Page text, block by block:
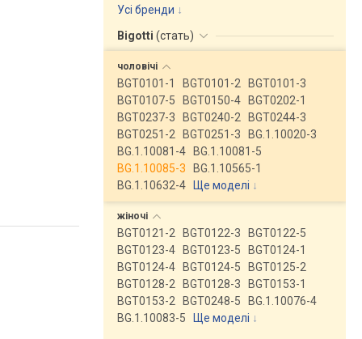
Усі бренди
Bigotti (стать)
чоловічі
BGT0101-1 BGT0101-2
BGT0101-3
BGT0107-5
BGT0150-4
BGT0202-1
BGT0237-3
BGT0240-2
BGT0244-3
BGT0251-2
BGT0251-3
BG.1.10020-3
BG.1.10081-4
BG.1.10081-5
BG.1.10085-3
BG.1.10565-1
BG.1.10632-4
Ще моделі ↓
жіночі
BGT0121-2 BGT0122-3
BGT0122-5
BGT0123-4
BGT0123-5
BGT0124-1
BGT0124-4
BGT0124-5
BGT0125-2
BGT0128-2
BGT0128-3
BGT0153-1
BGT0153-2
BGT0248-5
BG.1.10076-4
BG.1.10083-5
Ще моделі ↓